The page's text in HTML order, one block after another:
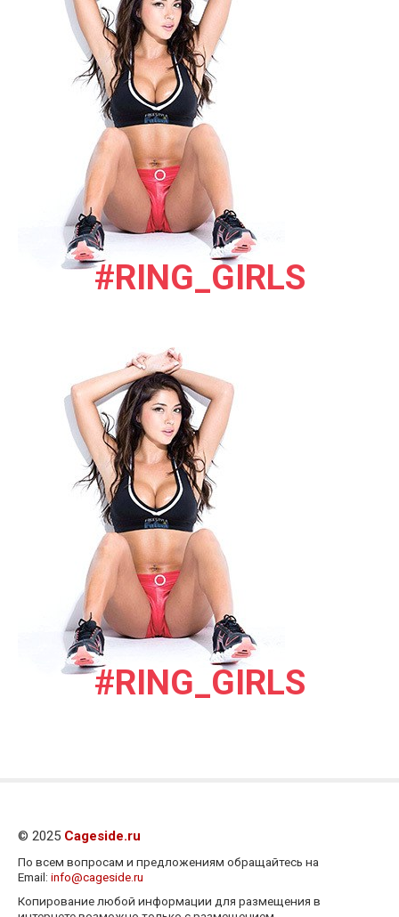
#RING_GIRLS
#RING_GIRLS
© 2025 Cageside.ru
По всем вопросам и предложениям обращайтесь на
Email: info@cageside.ru
Копирование любой информации для размещения в